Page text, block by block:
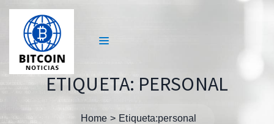
ETIQUETA: PERSONAL
Home Etiqueta:personal